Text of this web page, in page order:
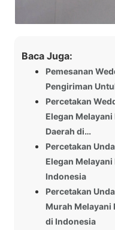
Baca Juga:
Pemesanan
Pengiriman
Percetakan
Elegan
Daerah di…
Percetakan
Elegan
Indonesia
Percetakan
Murah Melayani
di Indonesia